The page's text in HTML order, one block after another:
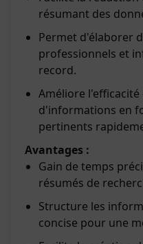
résumant des
Permet d'élaborer
professionnels et
record.
Améliore l'efficacité
d'informations en
pertinents
Avantages :
Gain de temps
résumés de
Structure les
concise pour une